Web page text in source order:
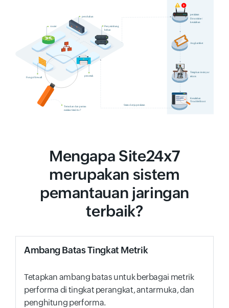
Mengapa Site24x7
merupakan sistem
pemantauan jaringan
terbaik?
Ambang Batas Tingkat Metrik
Tetapkan ambang batas untuk berbagai metrik
performa di tingkat perangkat, antarmuka, dan
penghitung performa.